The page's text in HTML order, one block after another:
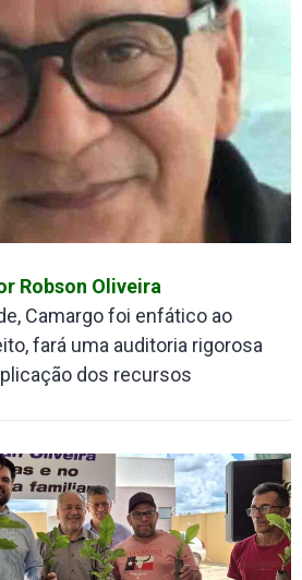
Robson Oliveira
Camargo foi enfático ao
fará uma auditoria rigorosa
dos recursos